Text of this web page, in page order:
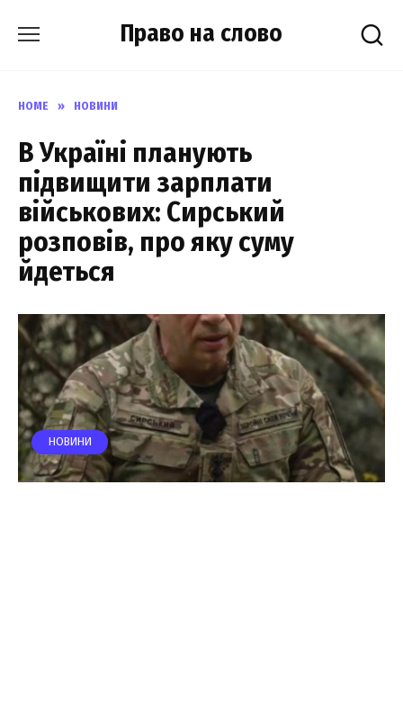
Право на слово
HOME » НОВИНИ
В Україні планують
підвищити зарплати
військових: Сирський
розповів, про яку суму
йдеться
НОВИНИ